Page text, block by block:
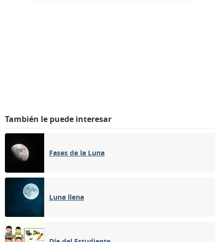
También le puede interesar
Fases de la Luna
Luna llena